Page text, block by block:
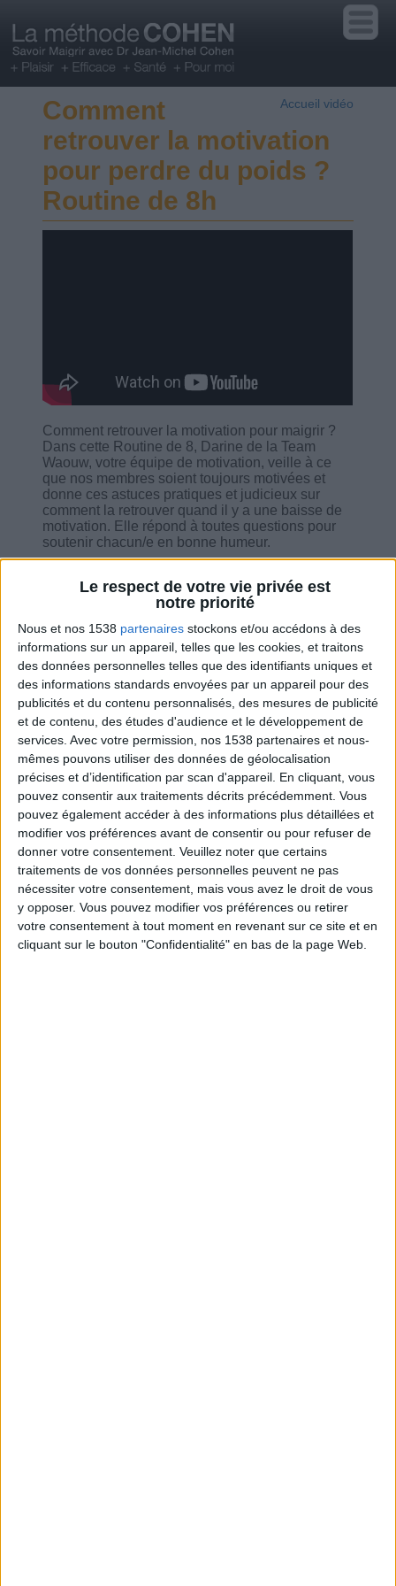
Le respect de votre vie privée est
notre priorité
Nous et nos 1538 partenaires stockons et/ou accédons à des
informations sur un appareil, telles que les cookies, et traitons
des données personnelles telles que des identifiants uniques et
des informations standards envoyées par un appareil pour des
publicités et du contenu personnalisés, des mesures de publicité
et de contenu, des études d'audience et le développement de
services. Avec votre permission, nos 1538 partenaires et nous-
mêmes pouvons utiliser des données de géolocalisation
précises et d’identification par scan d'appareil. En cliquant, vous
pouvez consentir aux traitements décrits précédemment. Vous
pouvez également accéder à des informations plus détaillées et
modifier vos préférences avant de consentir ou pour refuser de
donner votre consentement. Veuillez noter que certains
traitements de vos données personnelles peuvent ne pas
nécessiter votre consentement, mais vous avez le droit de vous
y opposer. Vous pouvez modifier vos préférences ou retirer
votre consentement à tout moment en revenant sur ce site et en
cliquant sur le bouton "Confidentialité" en bas de la page Web.
Accueil vidéo
Comment
retrouver la motivation
pour perdre du poids ?
Routine de 8h
Comment retrouver la motivation pour maigrir ?
Dans cette Routine de 8, Darine de la Team
Waouw, votre équipe de motivation, veille à ce
que nos membres soient toujours motivées et
donne ces astuces pratiques et judicieux sur
comment la retrouver quand il y a une baisse de
motivation. Elle répond à toutes questions pour
soutenir chacun/e en bonne humeur.
Combien de kilos souhaitez-vous perdre ?
Moins de
5 kilos
De 5 à 10
kilos
Plus de
10 kilos
Service-client & Motivation Voir tout
Les équipes du Service-client et de la
Communauté Savoir Maigrir vous aident
chaque semaine à vous rapprocher
sereinement de votre objectif minceur.
Votre bilan minceur(env. 2